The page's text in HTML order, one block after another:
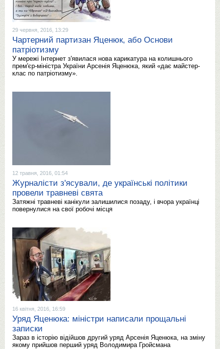
29 червня, 2016, 13:29
Чартерний партизан Яценюк, або Основи
патріотизму
У мережі Інтернет з'явилася нова карикатура на колишнього
прем'єр-міністра України Арсенія Яценюка, який «дає майстер-
клас по патріотизму».
12 травня, 2016, 01:54
Журналісти з'ясували, де українські політики
провели травневі свята
Затяжні травневі канікули залишилися позаду, і вчора українці
повернулися на свої робочі місця
16 квітня, 2016, 16:59
Уряд Яценюка: міністри написали прощальні
записки
Зараз в історію відійшов другий уряд Арсенія Яценюка, на зміну
якому прийшов перший уряд Володимира Гройсмана